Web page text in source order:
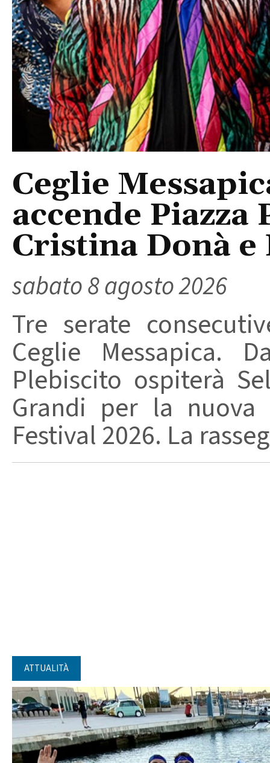
Ceglie
accende
Cristina Donà
sabato 8 agosto 2026
Tre serate
Ceglie Messapica.
Plebiscito ospiterà
Grandi per la
Festival 2026. La
ATTUALITÀ